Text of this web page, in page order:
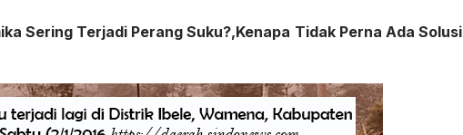
Sering Terjadi Perang Suku?,Kenapa Tidak Perna Ada Solusi